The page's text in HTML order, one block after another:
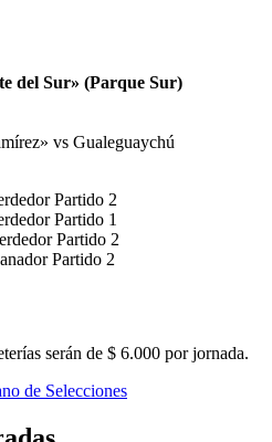
del Sur» (Parque Sur)
vs Gualeguaychú
Partido 2
Partido 1
Partido 2
Partido 2
serán de $ 6.000 por jornada.
de Selecciones